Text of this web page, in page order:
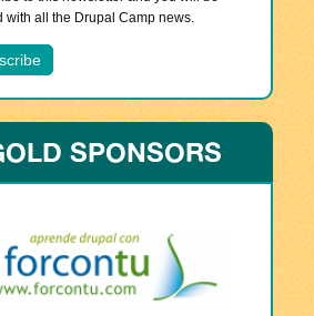
with all the Drupal Camp news.
SPONSORS